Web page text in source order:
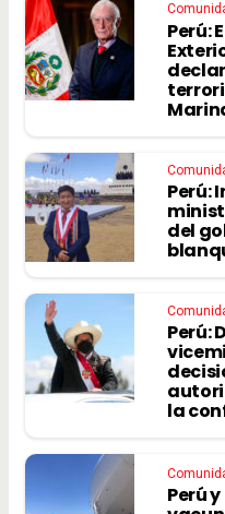
Perú:
Perú:
del
Perú:
la
Perú